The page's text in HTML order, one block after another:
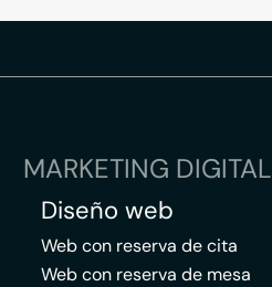
MARKETING DIGITAL
Diseño web
Web con reserva de cita
Web con reserva de mesa